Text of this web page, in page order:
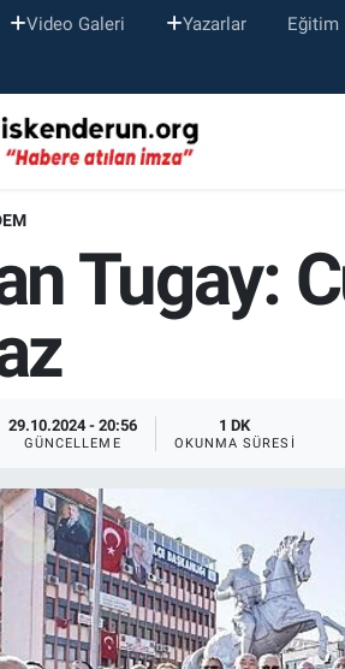
Video Galeri Yazarlar Eğitim
Tugay:
29.10.2024 - 20:56
GÜNCELLEME
1 DK
OKUNMA SÜRESI